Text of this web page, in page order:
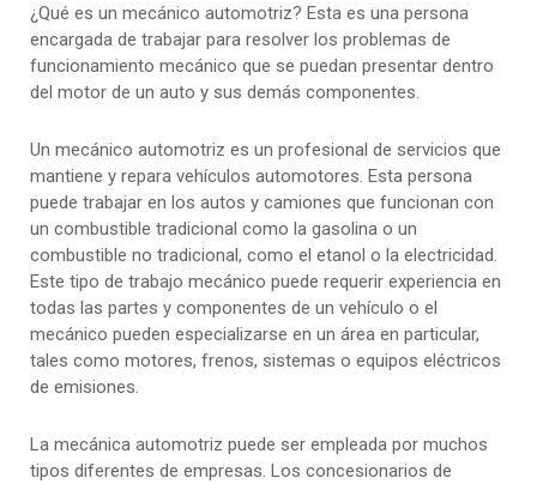
¿Qué es un mecánico automotriz? Esta es una persona
encargada de trabajar para resolver los problemas de
funcionamiento mecánico que se puedan presentar dentro
del motor de un auto y sus demás componentes.
Un mecánico automotriz es un profesional de servicios que
mantiene y repara vehículos automotores. Esta persona
puede trabajar en los autos y camiones que funcionan con
un combustible tradicional como la gasolina o un
combustible no tradicional, como el etanol o la electricidad.
Este tipo de trabajo mecánico puede requerir experiencia en
todas las partes y componentes de un vehículo o el
mecánico pueden especializarse en un área en particular,
tales como motores, frenos, sistemas o equipos eléctricos
de emisiones.
La mecánica automotriz puede ser empleada por muchos
tipos diferentes de empresas. Los concesionarios de